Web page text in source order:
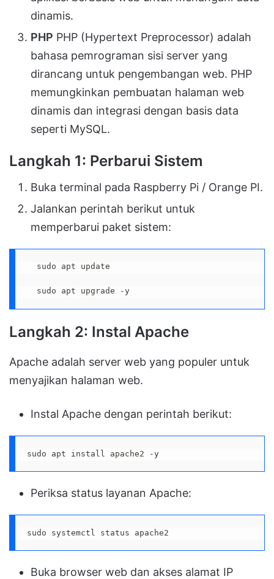
dinamis.
PHP PHP (Hypertext Preprocessor) adalah
bahasa pemrograman sisi server yang
dirancang untuk pengembangan web. PHP
memungkinkan pembuatan halaman web
dinamis dan integrasi dengan basis data
seperti MySQL.
Langkah 1: Perbarui Sistem
Buka terminal pada Raspberry Pi / Orange PI.
Jalankan perintah berikut untuk
memperbarui paket sistem:
sudo apt update
sudo apt upgrade -y
Langkah 2: Instal Apache
Apache adalah server web yang populer untuk
menyajikan halaman web.
Instal Apache dengan perintah berikut:
sudo apt install apache2 -y
Periksa status layanan Apache:
sudo systemctl status apache2
Buka browser web dan akses alamat IP